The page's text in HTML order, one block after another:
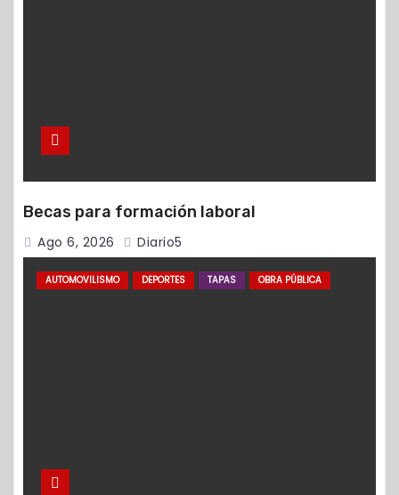
Becas para formación laboral
Ago 6, 2026 Diario5
AUTOMOVILISMO DEPORTES TAPAS OBRA PÚBLICA